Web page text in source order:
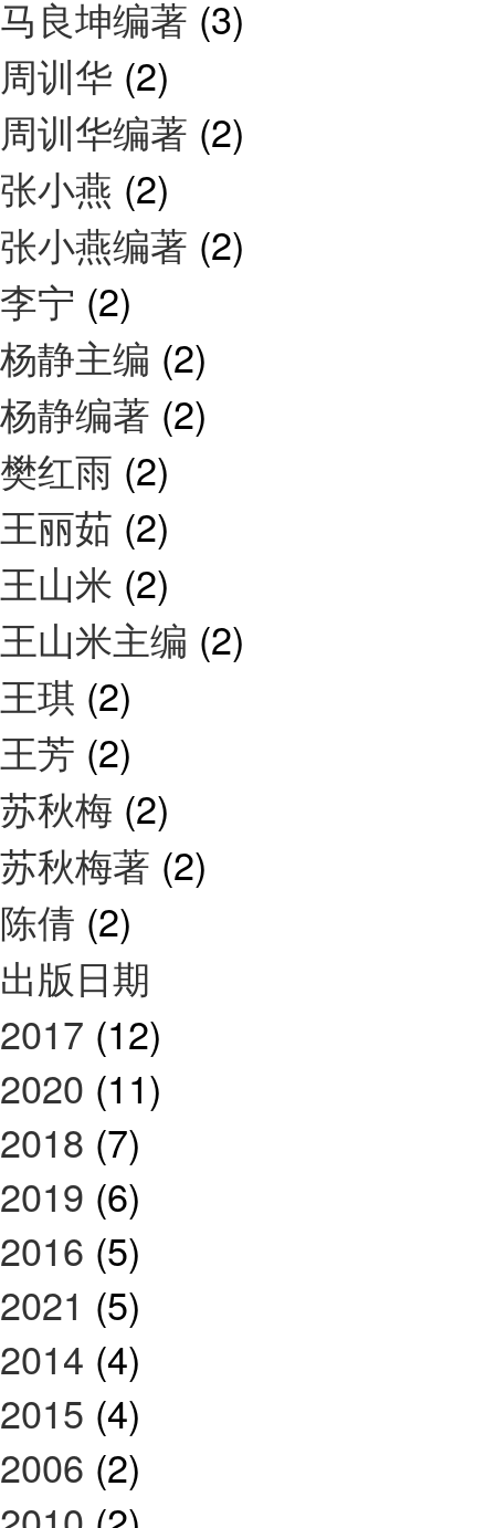
马良坤编著 (3)
周训华 (2)
周训华编著 (2)
张小燕 (2)
张小燕编著 (2)
李宁 (2)
杨静主编 (2)
杨静编著 (2)
樊红雨 (2)
王丽茹 (2)
王山米 (2)
王山米主编 (2)
王琪 (2)
王芳 (2)
苏秋梅 (2)
苏秋梅著 (2)
陈倩 (2)
出版日期
2017 (12)
2020 (11)
2018 (7)
2019 (6)
2016 (5)
2021 (5)
2014 (4)
2015 (4)
2006 (2)